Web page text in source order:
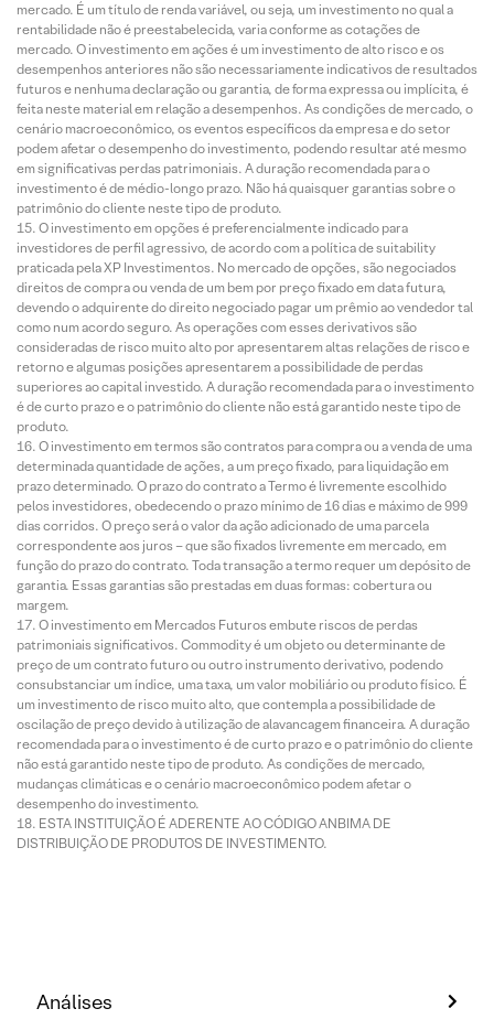
mercado. É um título de renda variável, ou seja, um investimento no qual a
rentabilidade não é preestabelecida, varia conforme as cotações de
mercado. O investimento em ações é um investimento de alto risco e os
desempenhos anteriores não são necessariamente indicativos de resultados
futuros e nenhuma declaração ou garantia, de forma expressa ou implícita, é
feita neste material em relação a desempenhos. As condições de mercado, o
cenário macroeconômico, os eventos específicos da empresa e do setor
podem afetar o desempenho do investimento, podendo resultar até mesmo
em significativas perdas patrimoniais. A duração recomendada para o
investimento é de médio-longo prazo. Não há quaisquer garantias sobre o
patrimônio do cliente neste tipo de produto.
O investimento em opções é preferencialmente indicado para
investidores de perfil agressivo, de acordo com a política de suitability
praticada pela XP Investimentos. No mercado de opções, são negociados
direitos de compra ou venda de um bem por preço fixado em data futura,
devendo o adquirente do direito negociado pagar um prêmio ao vendedor tal
como num acordo seguro. As operações com esses derivativos são
consideradas de risco muito alto por apresentarem altas relações de risco e
retorno e algumas posições apresentarem a possibilidade de perdas
superiores ao capital investido. A duração recomendada para o investimento
é de curto prazo e o patrimônio do cliente não está garantido neste tipo de
produto.
O investimento em termos são contratos para compra ou a venda de uma
determinada quantidade de ações, a um preço fixado, para liquidação em
prazo determinado. O prazo do contrato a Termo é livremente escolhido
pelos investidores, obedecendo o prazo mínimo de 16 dias e máximo de 999
dias corridos. O preço será o valor da ação adicionado de uma parcela
correspondente aos juros – que são fixados livremente em mercado, em
função do prazo do contrato. Toda transação a termo requer um depósito de
garantia. Essas garantias são prestadas em duas formas: cobertura ou
margem.
O investimento em Mercados Futuros embute riscos de perdas
patrimoniais significativos. Commodity é um objeto ou determinante de
preço de um contrato futuro ou outro instrumento derivativo, podendo
consubstanciar um índice, uma taxa, um valor mobiliário ou produto físico. É
um investimento de risco muito alto, que contempla a possibilidade de
oscilação de preço devido à utilização de alavancagem financeira. A duração
recomendada para o investimento é de curto prazo e o patrimônio do cliente
não está garantido neste tipo de produto. As condições de mercado,
mudanças climáticas e o cenário macroeconômico podem afetar o
desempenho do investimento.
ESTA INSTITUIÇÃO É ADERENTE AO CÓDIGO ANBIMA DE
DISTRIBUIÇÃO DE PRODUTOS DE INVESTIMENTO.
Análises